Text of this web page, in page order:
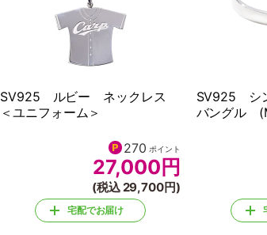
SV925 ルビー ネックレス
＜ユニフォーム＞
270 ポイント
27,000 円
(税込 29,700円)
宅配でお届け
SV925 シ
バングル